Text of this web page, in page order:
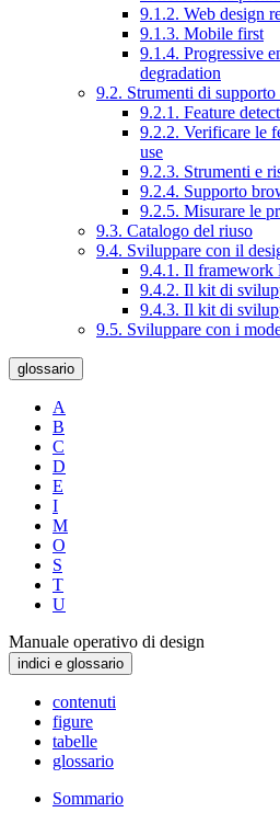
9.1.2. Web design
9.1.3. Mobile first
9.1.4. Progressive
degradation
9.2. Strumenti di
9.2.1. Feature
9.2.2. Verificare le
use
9.2.3. Strumenti e
9.2.4. Supporto
9.2.5. Misurare le
9.3. Catalogo del riuso
9.4. Sviluppare con il
9.4.1. Il framework
9.4.2. Il kit di
9.4.3. Il kit di
9.5. Sviluppare con i
glossario
A
B
C
D
E
I
M
O
S
T
U
Manuale operativo di design
indici e glossario
contenuti
figure
tabelle
glossario
Sommario